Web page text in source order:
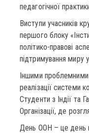
педагогічної
Виступи учасників
першого блоку
політико-правові
підтримування миру
Іншими проблемними
реалізації системи
Студенти з Індії та
Організації, де
День ООН – це день